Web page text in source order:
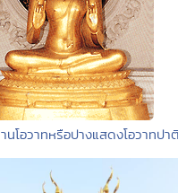
นโอวาทหรือปางแสดงโอวาทปา